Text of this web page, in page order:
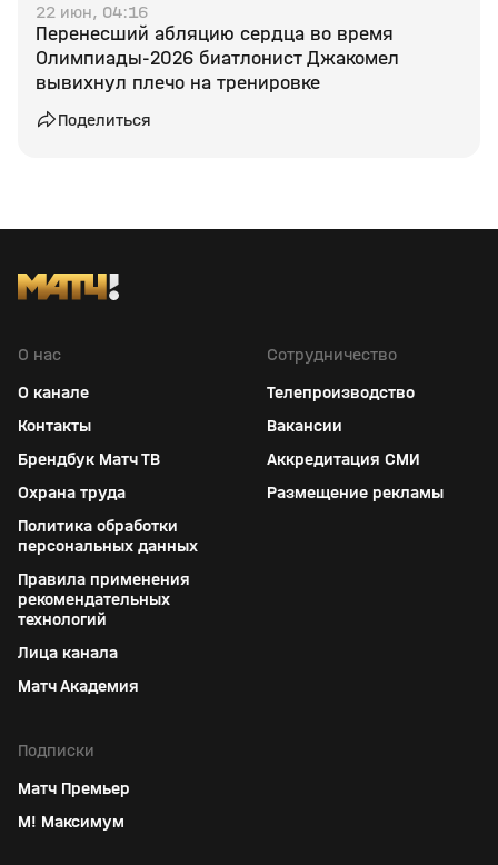
22 июн, 04:16
Перенесший абляцию сердца во время
Олимпиады‑2026 биатлонист Джакомел
вывихнул плечо на тренировке
Поделиться
О нас
О канале
Контакты
Брендбук Матч ТВ
Охрана труда
Политика обработки
персональных данных
Правила применения
рекомендательных
технологий
Лица канала
Матч Академия
Сотрудничество
Телепроизводство
Вакансии
Аккредитация СМИ
Размещение рекламы
Подписки
Матч Премьер
М! Максимум